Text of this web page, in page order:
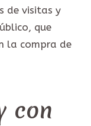
de visitas y
que
la compra de
con